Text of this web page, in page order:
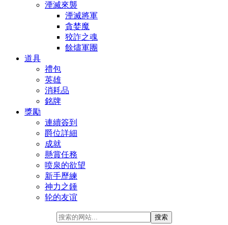
湮滅來襲
湮滅將軍
貪婪魔
狡詐之魂
餘燼軍團
道具
禮包
英雄
消耗品
銘牌
獎勵
連續簽到
爵位詳細
成就
懸賞任務
喷泉的欲望
新手歷練
神力之錘
轮的友谊